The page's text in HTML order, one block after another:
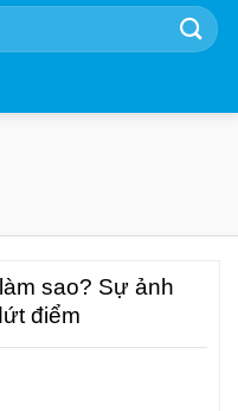
sao? Sự ảnh
điểm